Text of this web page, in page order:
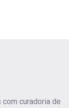
curadoria de